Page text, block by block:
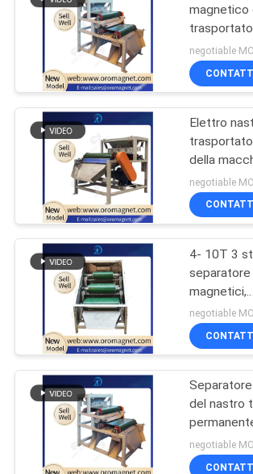
Separatore
magnetico
Separatore
magnetico
permanente
Separatore
magnetico del
nastro
magnetico
per i
negotiable
Elettro
della
separatore
per
negotiable
4- 10T 3
separatore
magnetici,
1,5 kW per
quarzo
negotiable
del nastro
con i doppi
negotiable